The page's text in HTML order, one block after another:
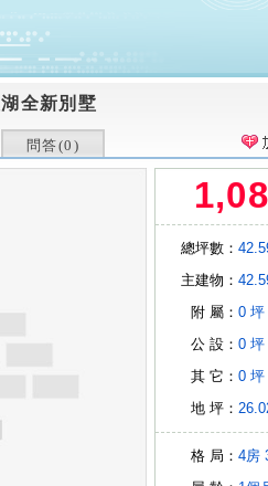
全新別墅
問答(0 )
總坪數：
主建物：
附 屬： 0 坪
公 設： 0 坪
其 它： 0 坪
地 坪：
格 局： 4房